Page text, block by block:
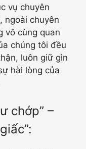
vụ chuyên
ngoài chuyên
vô cùng quan
chúng tôi đều
luôn giữ gìn
hài lòng của
chớp” –